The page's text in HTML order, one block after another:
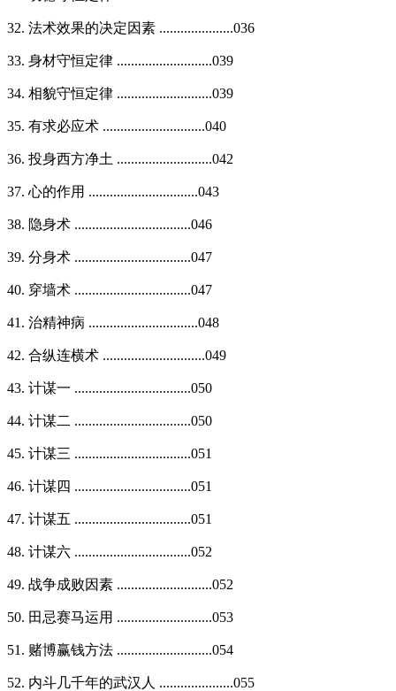
32. 法术效果的决定因素 .....................036
33. 身材守恒定律 ...........................039
34. 相貌守恒定律 ...........................039
35. 有求必应术 .............................040
36. 投身西方净土 ...........................042
37. 心的作用 ...............................043
38. 隐身术 .................................046
39. 分身术 .................................047
40. 穿墙术 .................................047
41. 治精神病 ...............................048
42. 合纵连横术 .............................049
43. 计谋一 .................................050
44. 计谋二 .................................050
45. 计谋三 .................................051
46. 计谋四 .................................051
47. 计谋五 .................................051
48. 计谋六 .................................052
49. 战争成败因素 ...........................052
50. 田忌赛马运用 ...........................053
51. 赌博赢钱方法 ...........................054
52. 内斗几千年的武汉人 .....................055